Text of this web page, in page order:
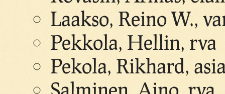
Laakso, Reino W.,
Pekkola, Hellin, rva
Pekola, Rikhard,